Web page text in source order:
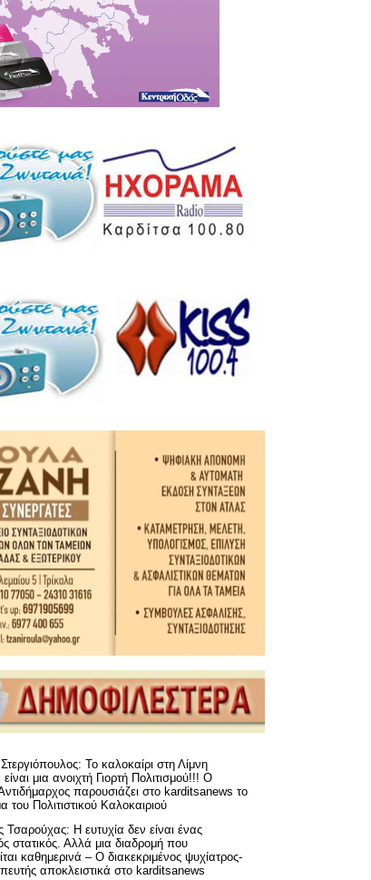
Το καλοκαίρι στη Λίμνη
μια ανοιχτή Γιορτή Πολιτισμού!!! Ο
παρουσιάζει στο karditsanews το
του Πολιτιστικού Καλοκαιριού
Τσαρούχας: Η ευτυχία δεν είναι ένας
στατικός. Αλλά μια διαδρομή που
καθημερινά – Ο διακεκριμένος ψυχίατρος-
αποκλειστικά στο karditsanews